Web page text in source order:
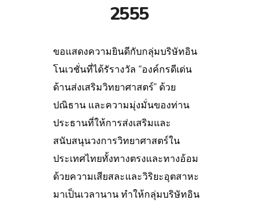
2555
ขอแสดงความยินดีกับกลุ่มบริษัทอิน
โนเวชั่นที่ได้รัรางวัล “องค์กรดีเด่น
ด้านส่งเสริมวิทยาศาสตร์” ด้วย
ปณิธาน และความมุ่งมั่นของท่าน
ประธานที่ให้การส่งเสริมและ
สนับสนุนวงการวิทยาศาสตร์ใน
ประเทศไทยทั้งทางตรงและทางอ้อม
ด้วยความเสียสละและวิริยะอุตสาหะ
มาเป็นเวลานาน ทำให้กลุ่มบริษัทอิน